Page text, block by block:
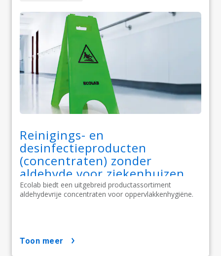
Reinigings- en
desinfectieproducten
(concentraten) zonder
aldehyde voor ziekenhuizen
Ecolab biedt een uitgebreid productassortiment
aldehydevrije concentraten voor oppervlakkenhygiëne.
toon meer